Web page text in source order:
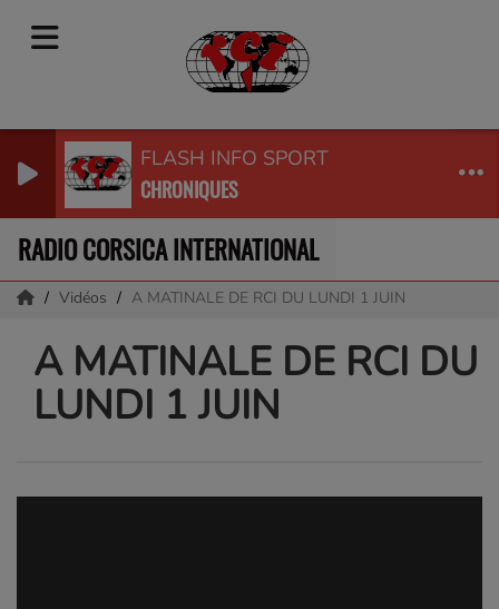
FLASH INFO SPORT
CHRONIQUES
RADIO CORSICA INTERNATIONAL
Vidéos A MATINALE DE RCI DU LUNDI 1 JUIN
A MATINALE DE RCI DU
LUNDI 1 JUIN